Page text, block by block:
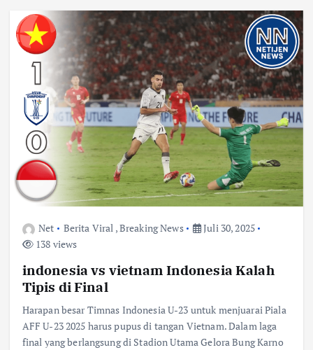
Net Berita Viral ,Breaking News
Juli 30, 2025
138 views
indonesia vs vietnam Indonesia Kalah
Tipis di Final
Harapan besar Timnas Indonesia U-23 untuk menjuarai Piala
AFF U-23 2025 harus pupus di tangan Vietnam. Dalam laga
final yang berlangsung di Stadion Utama Gelora Bung Karno